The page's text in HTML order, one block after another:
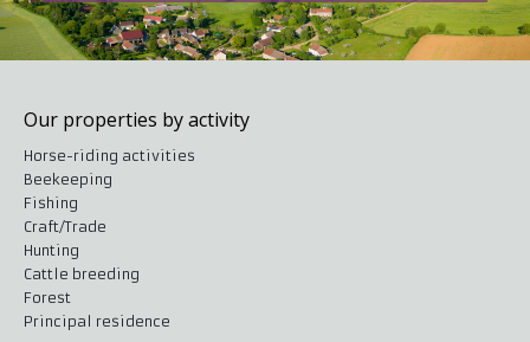
Our properties by activity
Horse-riding activities
Beekeeping
Fishing
Craft/Trade
Hunting
Cattle breeding
Forest
Principal residence